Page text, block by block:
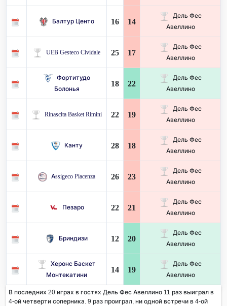
Балтур Центо 16 14
Дель Фес
Авеллино
UEB Gesteco Cividale 25 17
Дель Фес
Авеллино
Фортитудо
Болонья
18 22
Дель Фес
Авеллино
Rinascita Basket Rimini 22 19
Дель Фес
Авеллино
Канту 28 18
Дель Фес
Авеллино
Assigeco Piacenza 26 23
Дель Фес
Авеллино
Пезаро 22 21
Дель Фес
Авеллино
Бриндизи 12 20
Дель Фес
Авеллино
Херонс Баскет
Монтекатини
14 19
Дель Фес
Авеллино
В последних 20 играх в гостях Дель Фес Авеллино 11 раз выиграл в
4-ой четверти соперника. 9 раз проиграл, ни одной встречи в 4-ой